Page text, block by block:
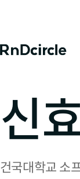
신
건국대학교 소